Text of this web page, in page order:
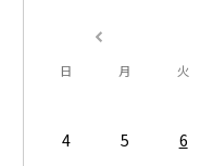
日 月 火
4
5 6